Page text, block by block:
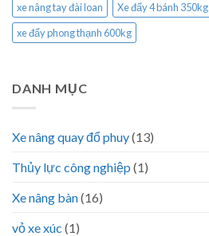
xe nâng tay đài loan
Xe đẩy 4 bánh 350kg
xe đẩy phong thạnh 600kg
DANH MỤC
Xe nâng quay đổ phuy(13)
Thủy lực công nghiệp (1)
Xe nâng bàn(16)
vỏ xe xúc (1)